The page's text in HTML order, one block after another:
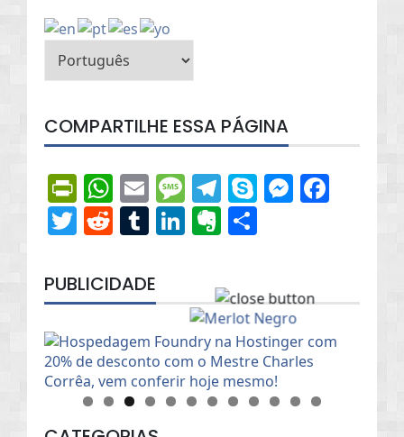
COMPARTILHE ESSA PÁGINA
PrintFriendly
WhatsApp
EmailMessage
Telegram
Skype
Twitter
Reddit
Tumblr
LinkedIn
Evernote
PUBLICIDADE